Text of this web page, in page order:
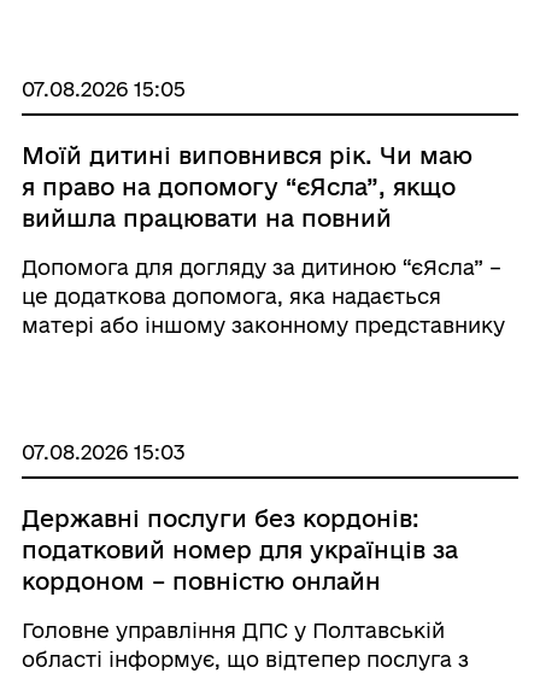
це унікальн ...
07.08.2026 15:05
Моїй дитині виповнився рік. Чи маю
я право на допомогу “єЯсла”, якщо
вийшла працювати на повний
Допомога для догляду за дитиною “єЯсла” –
це додаткова допомога, яка надається
матері або іншому законному представнику
07.08.2026 15:03
Державні послуги без кордонів:
податковий номер для українців за
кордоном – повністю онлайн
Головне управління ДПС у Полтавській
області інформує, що відтепер послуга з